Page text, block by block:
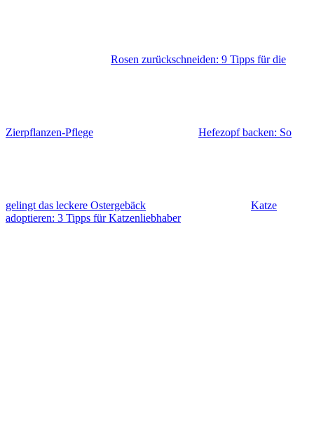
Rosen zurückschneiden: 9 Tipps für die
Zierpflanzen-Pflege Hefezopf backen: So
gelingt das leckere Ostergebäck
Katze
adoptieren: 3 Tipps für Katzenliebhaber